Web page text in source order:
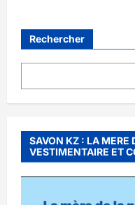
Rechercher
SAVON KZ : LA MERE
VESTIMENTAIRE ET